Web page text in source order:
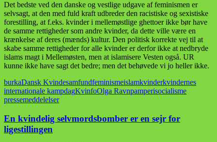
Det bedste ved den danske og vestlige udgave af feminismen er
selvsagt, at den med fuld kraft udbreder den racistiske og sexistiske
forestilling, at f.eks. kvinder i mellemøstlige ghettoer ikke bør have
de samme rettigheder som andre kvinder, da dette ville være en
krænkelse af deres (mænds) kultur. Den politisk korrekte vej til at
skabe samme rettigheder for alle kvinder er derfor ikke at nedbryde
islams magt i Mellemøsten, men at islamisere Vesten også. UR
kunne ikke have sagt det bedre; men det behøvede vi jo heller ikke.
burkaDansk Kvindesamfundfeminismeislamkvinderkvindernes
internationale kampdagKvinfoOlga Ravnpamperisocialisme
pressemeddelelser
En kvindelig selvmordsbomber er en sejr for
ligestillingen